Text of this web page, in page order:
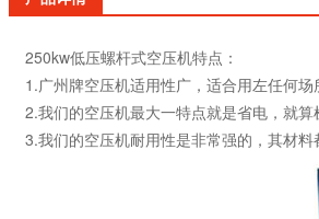
250kw低压螺杆式空压机特点：
1.广州牌空压机适用性广，适合用左任何
2.我们的空压机最大一特点就是省电，就
3.我们的空压机耐用性是非常强的，其材